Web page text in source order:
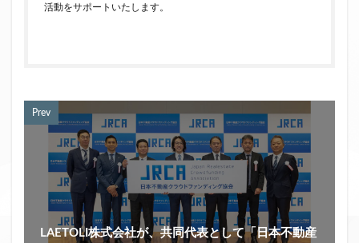
活動をサポートいたします。
Prev
LAETOLI株式会社が、共同代表として「日本不動産